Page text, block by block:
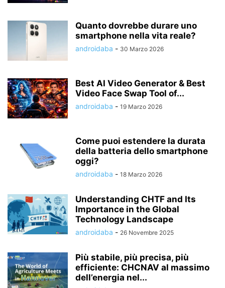
Quanto dovrebbe durare uno
smartphone nella vita reale?
androidaba - 30 Marzo 2026
Best AI Video Generator & Best
Video Face Swap Tool of...
androidaba - 19 Marzo 2026
Come puoi estendere la durata
della batteria dello smartphone
oggi?
androidaba - 18 Marzo 2026
Understanding CHTF and Its
Importance in the Global
Technology Landscape
androidaba - 26 Novembre 2025
Più stabile, più precisa, più
efficiente: CHCNAV al massimo
dell’energia nel...